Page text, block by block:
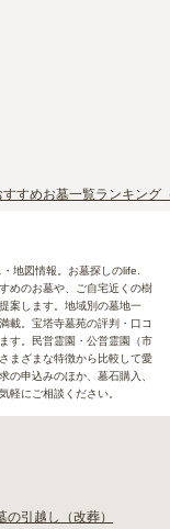
すめお墓一覧ランキング
地図情報。お墓探しのlife.
めのお墓や、ご自宅近くの樹
案します。地域別の墓地一
載。宝塔寺墓苑の評判・口コ
す。民営霊園・公営霊園（市
まざまな特徴から比較して愛
の申込みのほか、墓石購入、
軽にご相談ください。
の引越し（改葬）